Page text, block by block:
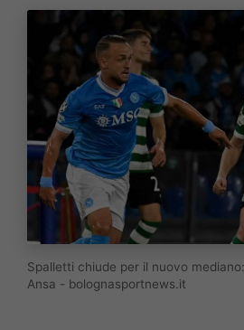
Spalletti chiude per il nuovo
Ansa - bolognasportnews.it